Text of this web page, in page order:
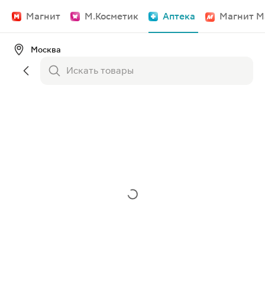
Магнит М.Косметик Аптека Магнит
Москва